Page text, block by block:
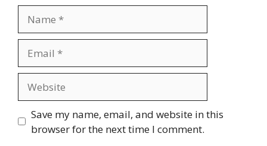
Save my name, email, and website in this
browser for the next time I comment.